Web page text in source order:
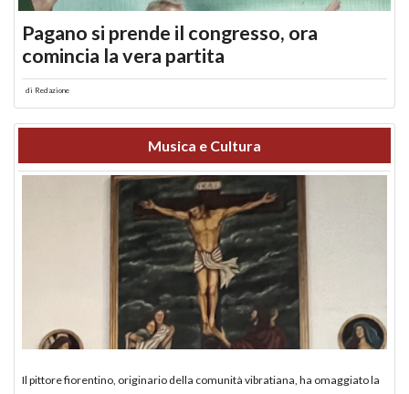
Pagano si prende il congresso, ora
comincia la vera partita
di Redazione
Musica e Cultura
Il pittore fiorentino, originario della comunità vibratiana, ha omaggiato la